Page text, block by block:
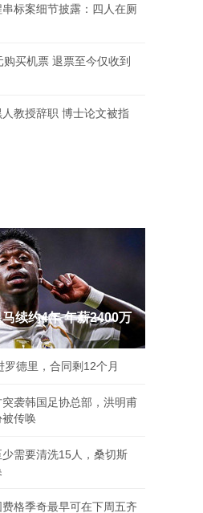
标案细节披露：四人在厕
买机票 退票至今仅收到
教授辞职 博士论文被指
续约4年 年薪2400万
罗德里，合同剩12个月
袭韩国足协总部，洪明甫
被传唤
需要清洗15人，桑切斯
格季奇最早可在下周五齐